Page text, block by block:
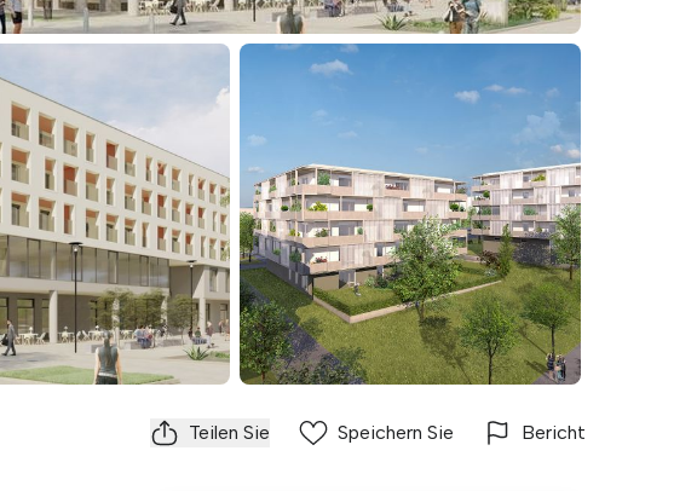
Teilen Sie Speichern Sie Bericht